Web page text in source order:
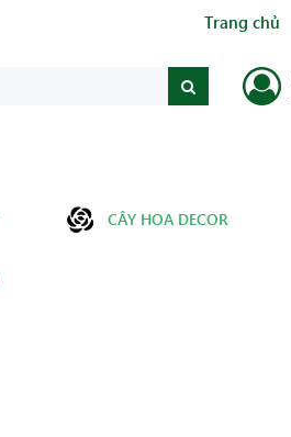
Trang chủ
CÂY HOA DECOR